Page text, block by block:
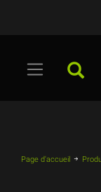
Page d'accueil